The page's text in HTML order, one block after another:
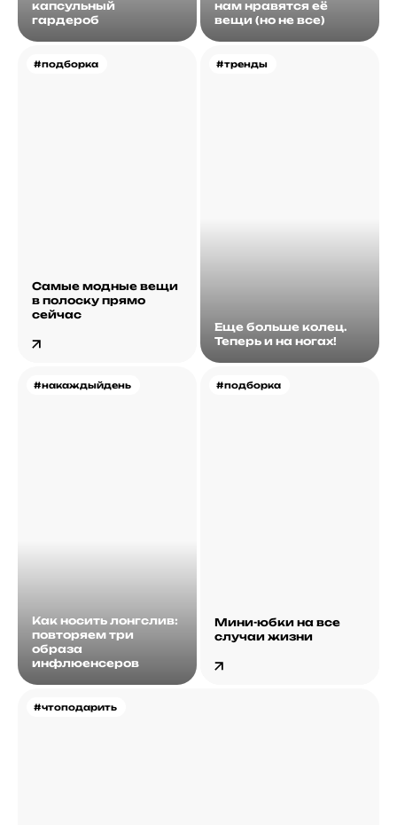
капсульный
гардероб
нам нравятся её
вещи (но не все)
#подборка
Самые модные вещи
в полоску прямо
сейчас
#тренды
Еще больше колец.
Теперь и на ногах!
#накаждыйдень
Как носить лонгслив:
повторяем три
образа
инфлюенсеров
#чтоподарить
#подборка
Мини-юбки на все
случаи жизни